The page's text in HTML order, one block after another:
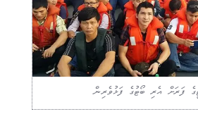
ފަރަށް އެރި ބޯޓުގެ ފަޅުވެރިން